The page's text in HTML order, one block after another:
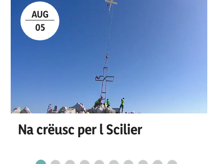
AUG
05
Na crëusc per l Scilier